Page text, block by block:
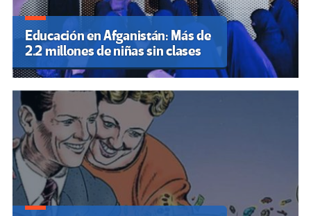
Educación en Afganistán: Más de
2.2 millones de niñas sin clases